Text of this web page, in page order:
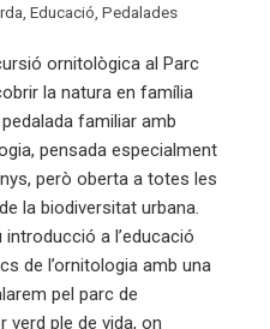
Educació Pedalades
ornitològica al Parc
la natura en família
familiar amb
pensada especialment
però oberta a totes les
la biodiversitat urbana.
a l’educació
de l’ornitologia amb una
pel parc de
verd ple de vida, on